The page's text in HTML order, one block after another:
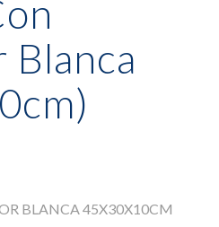
Blanca
BLANCA 45X30X10CM